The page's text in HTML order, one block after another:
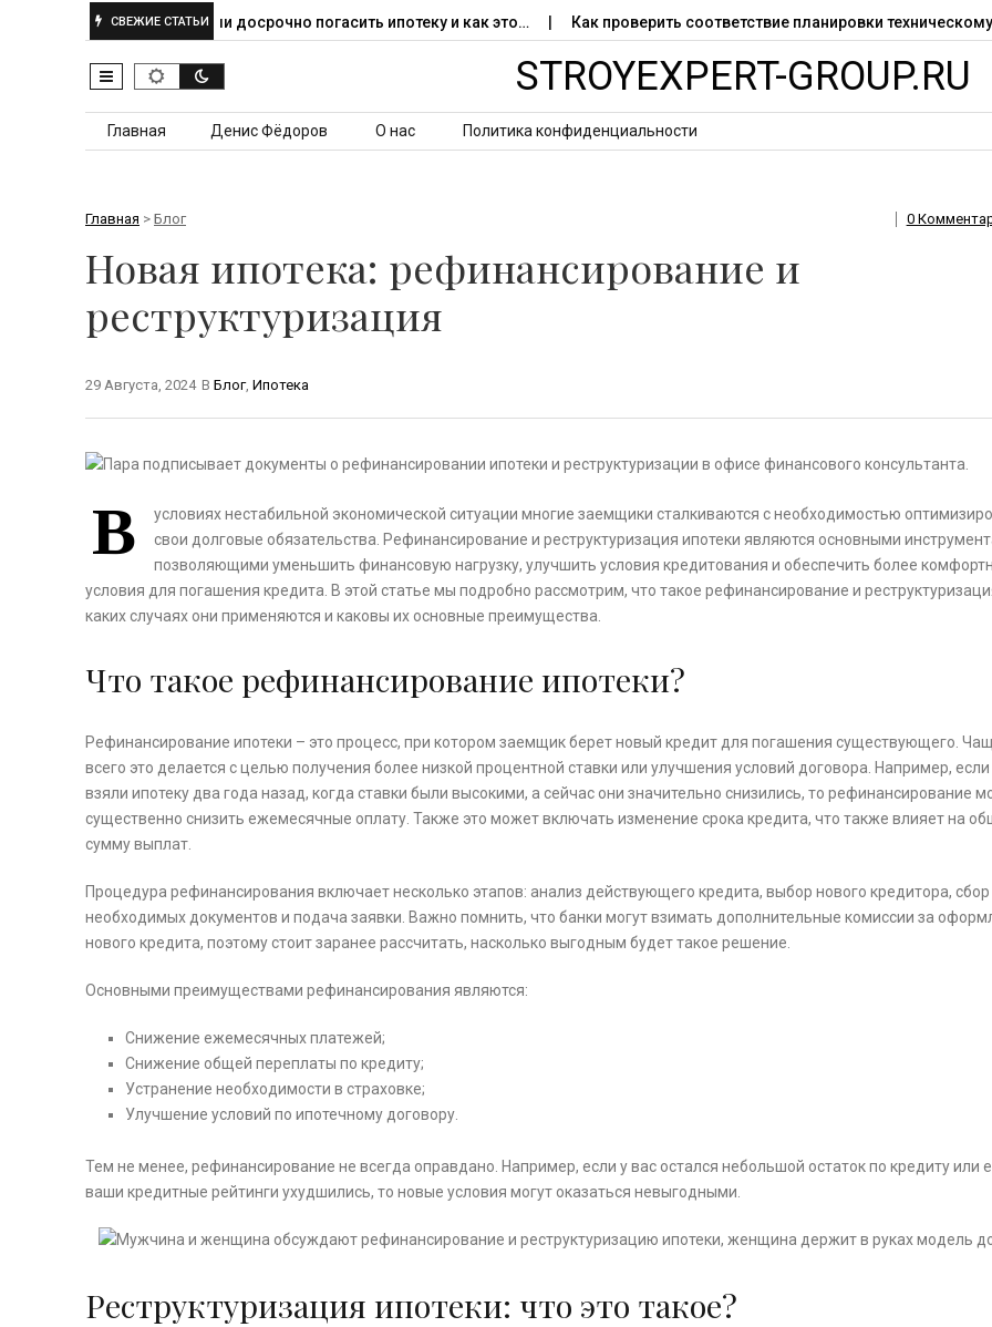
СВЕЖИЕ СТАТЬИ
Можно ли досрочно погасить ипотеку и как это… Как проверить соответствие планировки техническому
STROYEXPERT-GROUP.RU
Перейти к контенту
Главная Денис Фёдоров О нас Политика конфиденциальности
Главная > Блог 0
Новая ипотека: рефинансирование и
реструктуризация
В Блог, Ипотека
29 Августа, 2024
В
условиях нестабильной экономической ситуации многие заемщики сталкиваются с необходимостью
свои долговые обязательства. Рефинансирование и реструктуризация ипотеки являются основными
позволяющими уменьшить финансовую нагрузку, улучшить условия кредитования и обеспечить более
условия для погашения кредита. В этой статье мы подробно рассмотрим, что такое рефинансирование и
каких случаях они применяются и каковы их основные преимущества.
Что такое рефинансирование ипотеки?
Рефинансирование ипотеки – это процесс, при котором заемщик берет новый кредит для погашения существующего.
всего это делается с целью получения более низкой процентной ставки или улучшения условий договора. Например,
взяли ипотеку два года назад, когда ставки были высокими, а сейчас они значительно снизились, то рефинансирование
существенно снизить ежемесячные оплату. Также это может включать изменение срока кредита, что также влияет на
сумму выплат.
Процедура рефинансирования включает несколько этапов: анализ действующего кредита, выбор нового кредитора, сбор
необходимых документов и подача заявки. Важно помнить, что банки могут взимать дополнительные комиссии за
нового кредита, поэтому стоит заранее рассчитать, насколько выгодным будет такое решение.
Основными преимуществами рефинансирования являются:
Снижение ежемесячных платежей;
Снижение общей переплаты по кредиту;
Устранение необходимости в страховке;
Улучшение условий по ипотечному договору.
Тем не менее, рефинансирование не всегда оправдано. Например, если у вас остался небольшой остаток по кредиту или
ваши кредитные рейтинги ухудшились, то новые условия могут оказаться невыгодными.
Реструктуризация ипотеки: что это такое?